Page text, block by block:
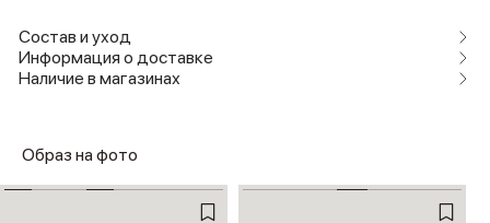
Состав и уход
Информация о доставке
Наличие в магазинах
Образ на фото